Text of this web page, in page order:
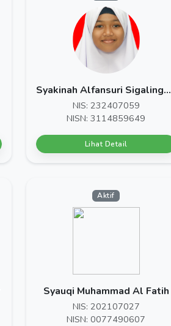
Syakinah Alfansuri Sigalingging
NIS: 232407059
NISN: 3114859649
Lihat Detail
Aktif
Syauqi Muhammad Al Fatih
NIS: 202107027
NISN: 0077490607